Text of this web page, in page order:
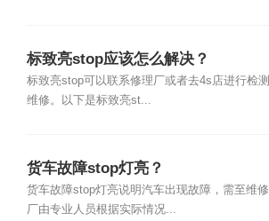
标致亮stop应该怎么解决？
标致亮stop可以联系修理厂或者去4s店进行检测
维修。以下是标致亮st...
货车故障stop灯亮？
货车故障stop灯亮说明汽车出现故障，需至维修
厂由专业人员根据实际情况...